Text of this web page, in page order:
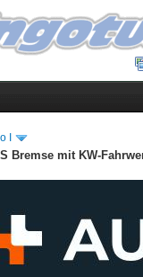
I
Bremse mit KW-